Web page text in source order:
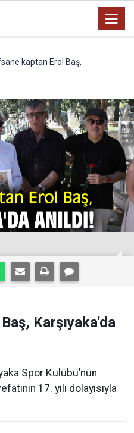
kaptan Erol Baş,
Karşıyaka'da
Spor Kulübü’nün
17. yılı dolayısıyla